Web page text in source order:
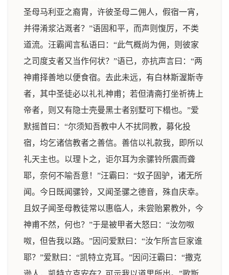
圣母马利亚之裔胄，许彼圣母二佣人，假宿一宵，
并得淆浆沾溉者？”语固和平，而声则愎厉，不类
道流。汪霸闻言私语曰：“此气概尚为佣，则彼家
之司度支者又当作何状？”语已，亦抗声言曰：“两
神甫择善地以便食宿。去此未远，有白林斯渥斯寺
者，其中圣徒必以礼礼神甫；若但清斋打坐祈祷上
帝者，则又有隐士壳曼黑士者别墅可下榻也。”爱
默摇首曰：“尔须知吾教中人不扰同教，募化投
宿，均乞诸信教者之善信。善信以礼款我，即所以
礼天主也。以理卜之，讵尔耳为余骡铃所震而聋
耶，奈何不喻吾意！”汪霸曰：“奴子固驴，诸无所
闻。今日既闻骡铃，又闻圣骡之德音，殊自庆幸。
且奴子闻圣母教徒常以惠临人，未尝贻累教外，今
神甫不然，何也？”于是被甲者大怒曰：“汝勿呶
呶，但告我以路。”因问爱默曰：“汝乍所言巨家谁
耶？”爱默曰：“凯特立克耳。”因问汪霸曰：“撒克